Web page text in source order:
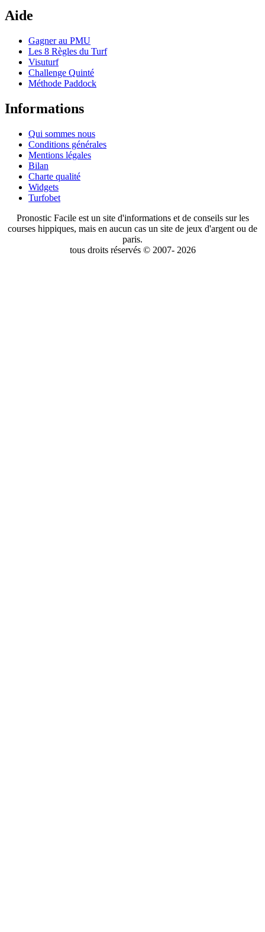
Aide
Gagner au PMU
Les 8 Règles du Turf
Visuturf
Challenge Quinté
Méthode Paddock
Informations
Qui sommes nous
Conditions générales
Mentions légales
Bilan
Charte qualité
Widgets
Turfobet
Pronostic Facile est un site d'informations et de conseils sur les
courses hippiques, mais en aucun cas un site de jeux d'argent ou de
paris.
tous droits réservés © 2007- 2026